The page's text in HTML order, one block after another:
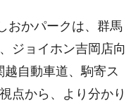
おかパークは、群馬
ジョイホン吉岡店向
自動車道、駒寄ス
点から、より分かり